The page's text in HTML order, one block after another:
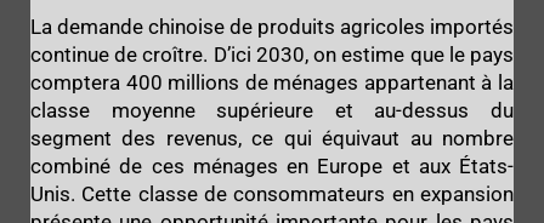
La demande chinoise de produits agricoles importés
continue de croître. D’ici 2030, on estime que le pays
comptera 400 millions de ménages appartenant à la
classe moyenne supérieure et au-dessus du
segment des revenus, ce qui équivaut au nombre
combiné de ces ménages en Europe et aux États-
Unis. Cette classe de consommateurs en expansion